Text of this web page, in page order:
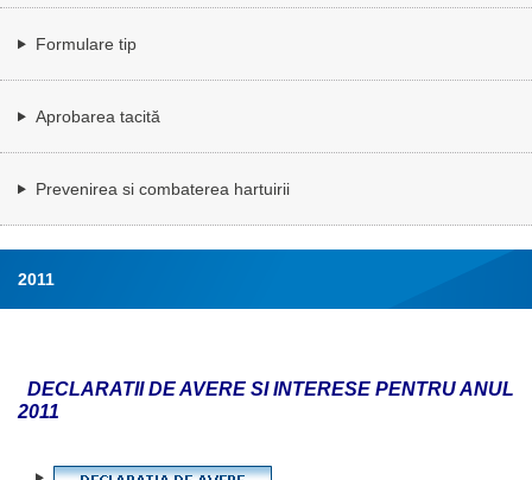
Formulare tip
Aprobarea tacită
Prevenirea si combaterea hartuirii
2011
DECLARATII DE AVERE SI INTERESE PENTRU ANUL
2011